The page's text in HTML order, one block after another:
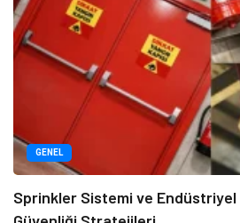
GENEL
Sprinkler Sistemi ve Endüstriyel